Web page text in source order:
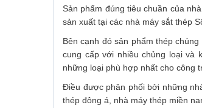
Sản phẩm đúng tiêu chuần của
sản xuất tại các nhà máy sắt thép
Bên cạnh đó sản phẩm thép
cung cấp với nhiều chủng loại và
những loại phù hợp nhất cho công
Điều được phân phối bởi những
thép đông á, nhà máy thép miền